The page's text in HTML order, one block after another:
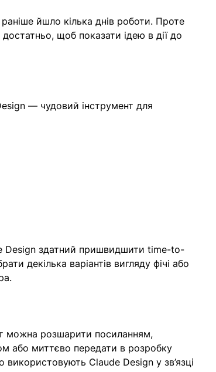
йшло кілька днів роботи. Проте
щоб показати ідею в дії до
— чудовий інструмент для
Design здатний пришвидшити time-to-
декілька варіантів вигляду фічі або
можна розшарити посиланням,
або миттєво передати в розробку
Claude Design у зв’язці